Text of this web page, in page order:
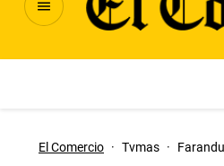
El Comercio · Tvmas ·